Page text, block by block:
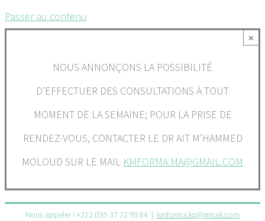
Passer au contenu
×
NOUS ANNONÇONS LA POSSIBILITÉ
D’EFFECTUER DES CONSULTATIONS À TOUT
MOMENT DE LA SEMAINE; POUR LA PRISE DE
RENDEZ-VOUS, CONTACTER LE DR AIT M’HAMMED
MOLOUD SUR LE MAIL KMFORMA.MA@GMAIL.COM
Nous appeler ! +212 (0)5 37 72 99 84 | kmforma.kp@gmail.com